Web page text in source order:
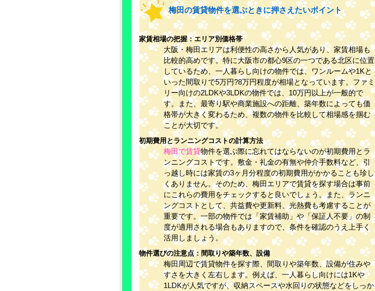
梅田の賃貸物件を選ぶときに押さえたいポイント
家賃相場の把握：エリア別価格帯
大阪・梅田エリアは利便性の高さから人気があり、家賃相場も
比較的高めです。特に大阪市の都心9区の一つである北区に位置
しているため、一人暮らし向けの物件では、ワンルームや1Kと
いった間取りで5万円?8万円程度が相場となっています。ファミ
リー向けの2LDKや3LDKの物件では、10万円以上が一般的で
す。また、最寄り駅や商業施設への距離、築年数によっても価
格帯が大きく変わるため、複数の物件を比較して相場感を掴む
ことが大切です。
初期費用とランニングコストの計算方法
梅田で賃貸物件を選ぶ際に忘れてはならないのが初期費用とラ
ンニングコストです。敷金・礼金の有無や仲介手数料など、引
っ越し時には家賃の3ヶ月分程度の初期費用がかかることも珍し
くありません。そのため、梅田エリアで賃貸を探す場合は事前
にこれらの費用をチェックすると良いでしょう。また、ランニ
ングコストとして、共益費や更新料、光熱費も考慮することが
重要です。一部の物件では「家賃補助」や「保証人不要」の制
度が適用される場合もありますので、条件を確認のうえ上手く
活用しましょう。
物件選びの注意点：間取りや築年数、設備
梅田周辺で賃貸物件を探す際、間取りや築年数、設備が住みや
すさを大きく左右します。例えば、一人暮らし向けには1Kや
1LDKが人気ですが、収納スペースや水回りの状態などをしっか